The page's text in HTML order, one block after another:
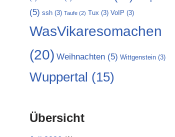
(5) ssh (3) Taufe (2) Tux (3) VoIP (3)
WasVikaresomachen
(20) Weihnachten (5) Wittgenstein (3)
Wuppertal (15)
Übersicht